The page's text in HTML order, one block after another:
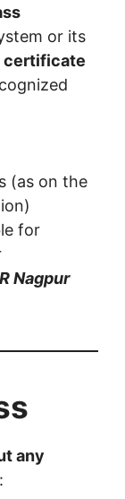
or its
certificate
(as on the
for
Nagpur
any